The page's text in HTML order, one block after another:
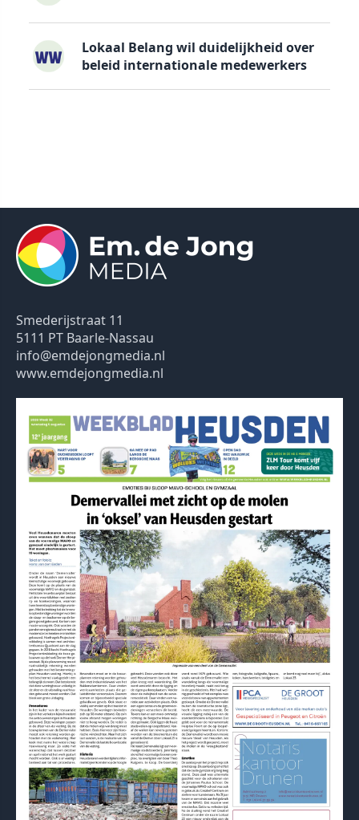
Lokaal Belang wil duidelijkheid over
beleid internationale medewerkers
Smederijstraat 11
5111 PT Baarle-Nassau
info@emdejongmedia.nl
www.emdejongmedia.nl